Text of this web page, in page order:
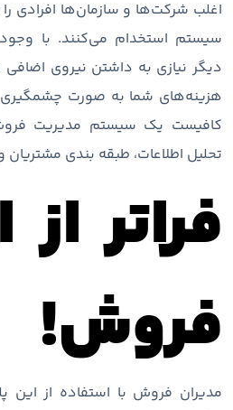
اغلب شرکت‌ها و سازمان‌ها افرادی را
سیستم استخدام می‌کنند. با
دیگر نیازی به داشتن نیروی
هزینه‌های شما به صورت
کافیست یک سیستم مدیریت
تحلیل اطلاعات، طبقه بندی مشتریان
فراتر
فروش!
مدیران فروش با استفاده از این